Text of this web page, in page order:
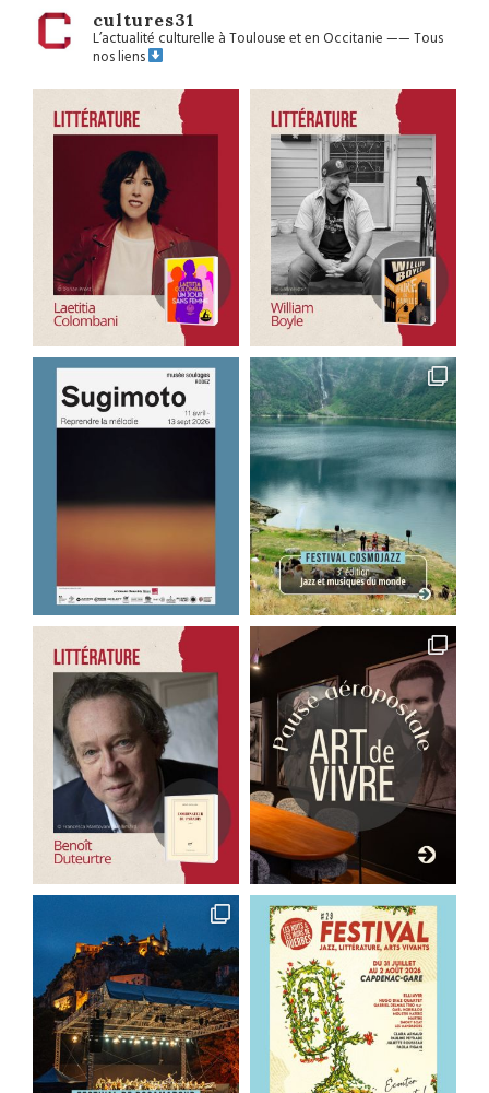
cultures31
L’actualité culturelle à Toulouse et en Occitanie——Tous
nos liens